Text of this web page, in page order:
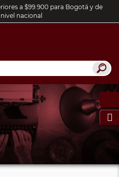
a $99.900 para Bogotá y de
nacional
